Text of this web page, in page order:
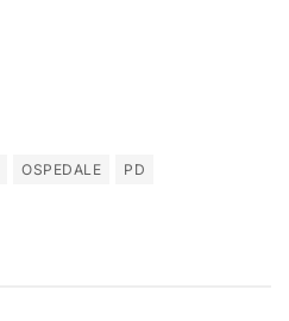
OSPEDALE PD